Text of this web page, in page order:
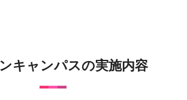
キャンパスの実施内容